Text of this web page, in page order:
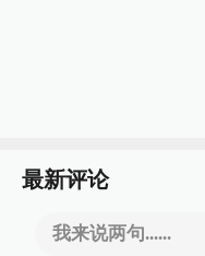
最新评论
我来说两句......